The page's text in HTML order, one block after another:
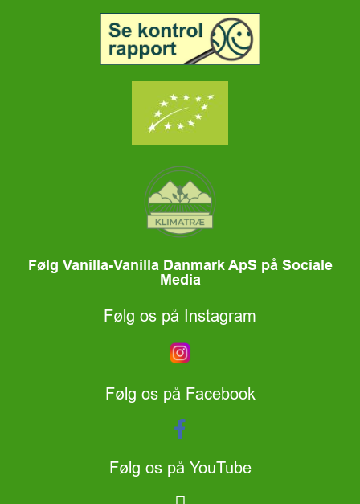
Følg Vanilla-Vanilla Danmark ApS på Sociale
Media
Følg os på Instagram
Følg os på Facebook
Følg os på YouTube